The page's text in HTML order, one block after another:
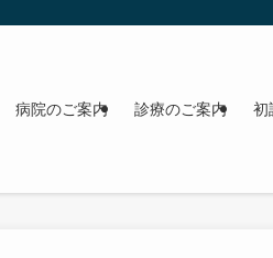
病院のご案内 診療のご案内 初